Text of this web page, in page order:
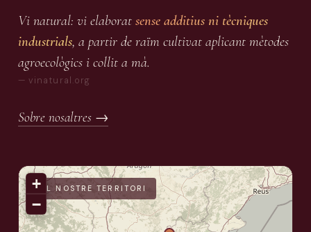
Vi natural: vi elaboratsense additius ni tècniques
industrials, a partir de raïm cultivat aplicant mètodes
agroecològics i collit a mà.
— vinatural.org
Sobre nosaltres →
EL NOSTRE TERRITORI
+
−